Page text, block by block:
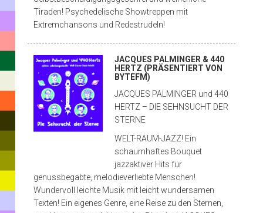
Hit
Tiraden! Psychedelische Showtreppen mit
Extremchansons und Redestrudeln!
JACQUES PALMINGER & 440
HERTZ (PRÄSENTIERT VON
BYTEFM)
JACQUES PALMINGER und 440
HERTZ – DIE SEHNSUCHT DER
STERNE
WELT-RAUM-JAZZ! Ein
schaumhaftes Bouquet
jazzaktiver Hits für
genussbegabte, melodieverliebte Menschen!
Wundervoll leichte Musik mit leicht wundersamen
Texten! Ein eigenes Genre, eine Reise zu den Sternen,